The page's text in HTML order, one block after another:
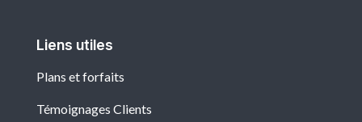
Liens utiles
Plans et forfaits
Témoignages Clients